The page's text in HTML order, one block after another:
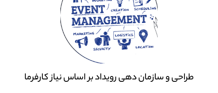
طراحی و سازمان دهی رویداد بر اساس نیاز کارفرما